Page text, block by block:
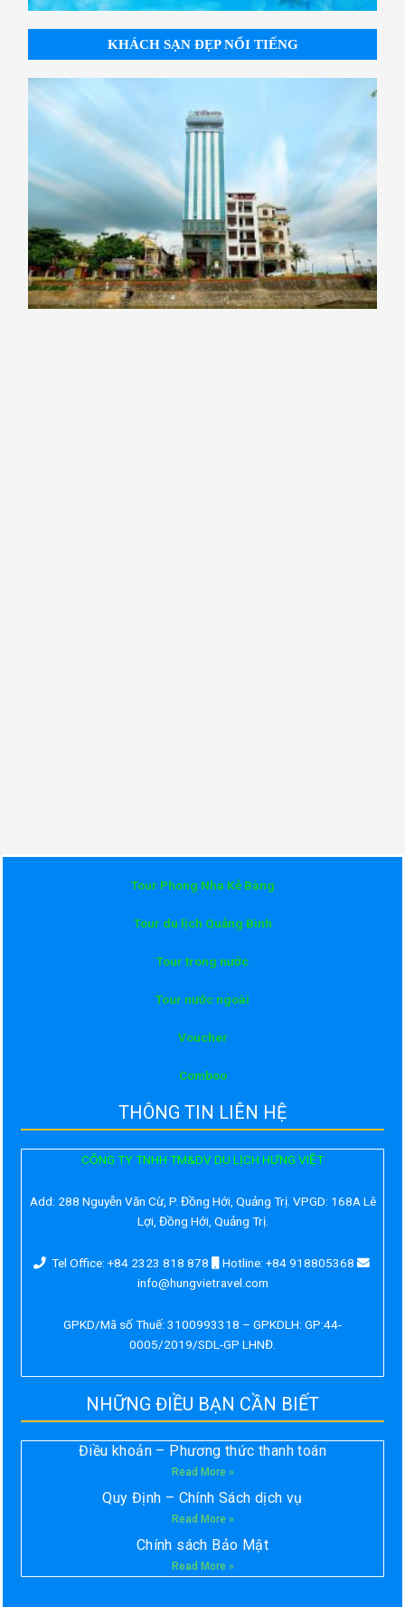
KHÁCH SẠN ĐẸP NỔI TIẾNG
Tour Phong Nha Kẻ Bàng
Tour du lịch Quảng Bình
Tour trong nước
Tour nước ngoài
Voucher
Comboo
THÔNG TIN LIÊN HỆ
CÔNG TY TNHH TM&DV DU LỊCH HƯNG VIỆT
Add: 288 Nguyễn Văn Cừ, P. Đồng Hới, Quảng Trị. VPGD: 168A Lê
Lợi, Đồng Hới, Quảng Trị.
Tel Office: +84 2323 818 878
Hotline: +84 918805368
info@hungvietravel.com
GPKD/Mã số Thuế: 3100993318 – GPKDLH: GP:44-
0005/2019/SDL-GP LHNĐ.
NHỮNG ĐIỀU BẠN CẦN BIẾT
Điều khoản – Phương thức thanh toán
Read More »
Quy Định – Chính Sách dịch vụ
Read More »
Chính sách Bảo Mật
Read More »